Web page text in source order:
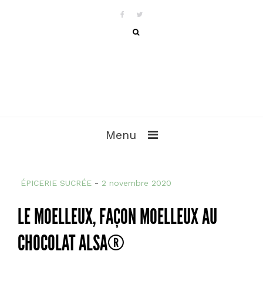
Menu
ÉPICERIE SUCRÉE - 2 novembre 2020
LE MOELLEUX, FAÇON MOELLEUX AU
CHOCOLAT ALSA®